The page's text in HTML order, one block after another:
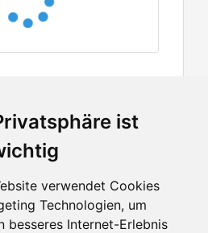
ist
verwendet Cookies
Technologien, um
besseres Internet-Erlebnis